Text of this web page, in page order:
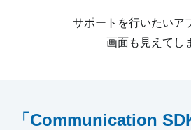
サポートを行いたいア
画面も見えてし
「Communication